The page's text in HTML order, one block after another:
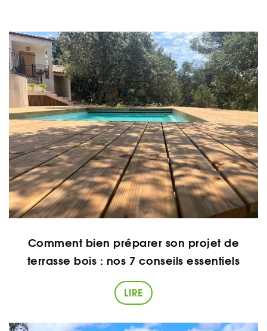
Comment bien préparer son projet de
terrasse bois : nos 7 conseils essentiels
LIRE